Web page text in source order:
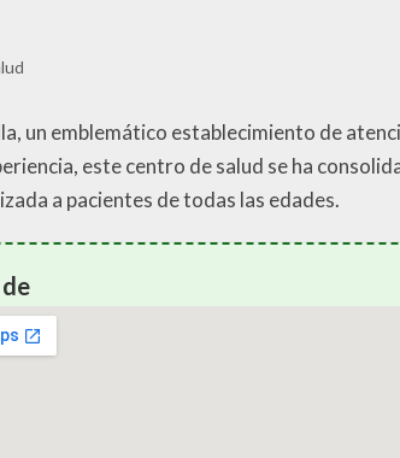
un emblemático establecimiento de
este centro de salud se ha
a pacientes de todas las edades.